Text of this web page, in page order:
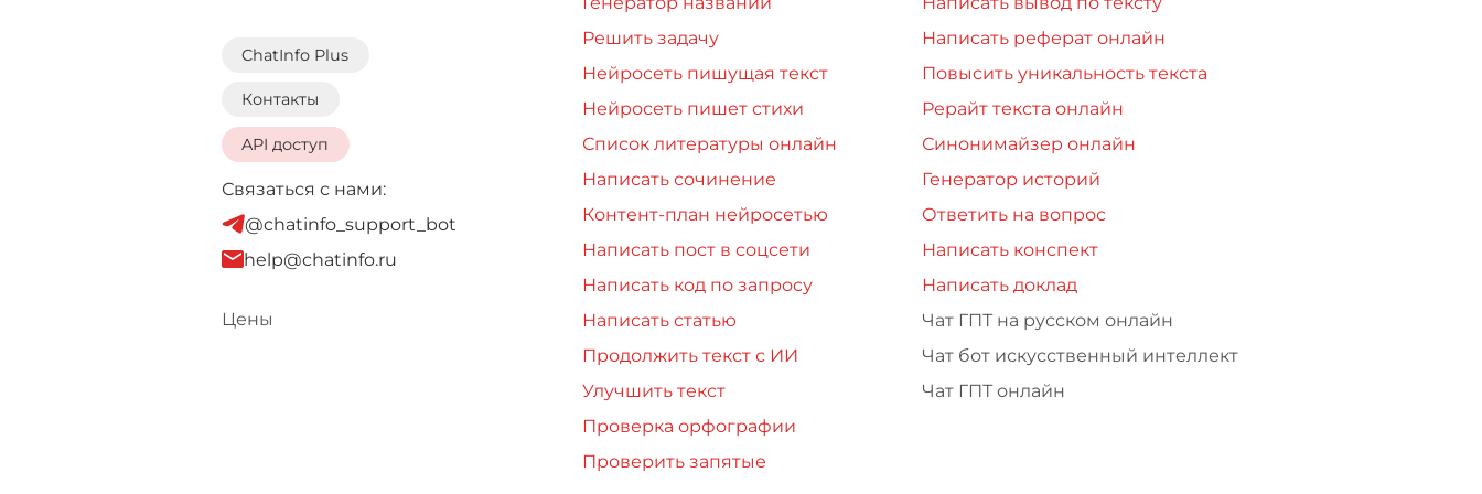
ChatInfo Plus
Контакты
API доступ
Связаться с нами:
@chatinfo_support_bot
help@chatinfo.ru
Цены
Решить задачу
Нейросеть пишущая текст
Нейросеть пишет стихи
Список литературы онлайн
Написать сочинение
Контент-план нейросетью
Написать пост в соцсети
Написать код по запросу
Написать статью
Продолжить текст с ИИ
Улучшить текст
Проверка орфографии
Проверить запятые
Написать реферат онлайн
Повысить уникальность текста
Рерайт текста онлайн
Синонимайзер онлайн
Генератор историй
Ответить на вопрос
Написать конспект
Написать доклад
Чат ГПТ на русском онлайн
Чат бот искусственный интеллект
Чат ГПТ онлайн